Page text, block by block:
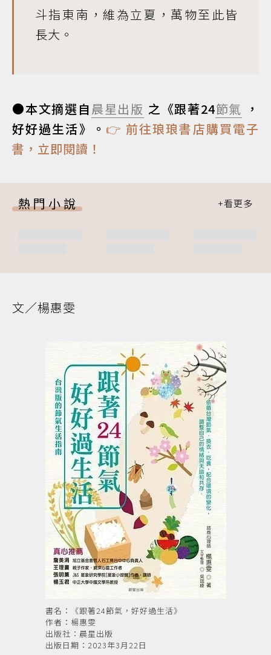
斗指東南，維為立夏，萬物至此皆
長大。
●本文摘選自晨星出版 之《跟著24節氣 ，
好好過生活》。 👉 前往琅琅書店購買電子
書，立即閱讀！
熱門小說
文／楊惠雯
書名：《跟著24節氣，好好過生活》
作者：楊惠雯
出版社：晨星出版
出版日期：2023年3月22日